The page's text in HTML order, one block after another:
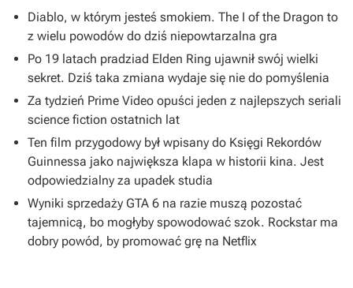
Diablo, w którym jesteś smokiem. The I of the Dragon to
z wielu powodów do dziś niepowtarzalna gra
Po 19 latach pradziad Elden Ring ujawnił swój wielki
sekret. Dziś taka zmiana wydaje się nie do pomyślenia
Za tydzień Prime Video opuści jeden z najlepszych seriali
science fiction ostatnich lat
Ten film przygodowy był wpisany do Księgi Rekordów
Guinnessa jako największa klapa w historii kina. Jest
odpowiedzialny za upadek studia
Wyniki sprzedaży GTA 6 na razie muszą pozostać
tajemnicą, bo mogłyby spowodować szok. Rockstar ma
dobry powód, by promować grę na Netflix